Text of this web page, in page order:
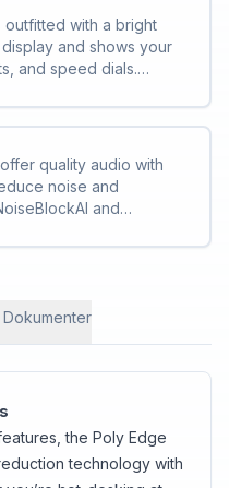
outfitted with a bright
and shows your
and speed dials.
32 lines to be more
quality audio with
noise and
and
Dokumenter
the Poly Edge
technology with